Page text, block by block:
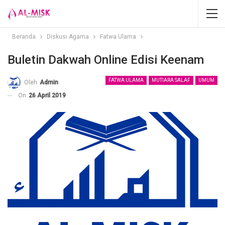
Beranda Diskusi Agama Fatwa Ulama
Buletin Dakwah Online Edisi Keenam
FATWA ULAMA MUTIARA SALAF UMUM
Oleh Admin
On 26 April 2019